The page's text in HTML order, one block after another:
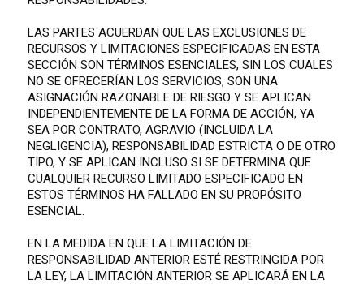
LAS PARTES ACUERDAN QUE LAS EXCLUSIONES DE
RECURSOS Y LIMITACIONES ESPECIFICADAS EN ESTA
SECCIÓN SON TÉRMINOS ESENCIALES, SIN LOS CUALES
NO SE OFRECERÍAN LOS SERVICIOS, SON UNA
ASIGNACIÓN RAZONABLE DE RIESGO Y SE APLICAN
INDEPENDIENTEMENTE DE LA FORMA DE ACCIÓN, YA
SEA POR CONTRATO, AGRAVIO (INCLUIDA LA
NEGLIGENCIA), RESPONSABILIDAD ESTRICTA O DE OTRO
TIPO, Y SE APLICAN INCLUSO SI SE DETERMINA QUE
CUALQUIER RECURSO LIMITADO ESPECIFICADO EN
ESTOS TÉRMINOS HA FALLADO EN SU PROPÓSITO
ESENCIAL.
EN LA MEDIDA EN QUE LA LIMITACIÓN DE
RESPONSABILIDAD ANTERIOR ESTÉ RESTRINGIDA POR
LA LEY, LA LIMITACIÓN ANTERIOR SE APLICARÁ EN LA